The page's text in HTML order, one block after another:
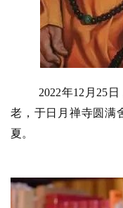
2022年12月25
老，于日月禅寺圆满
夏。